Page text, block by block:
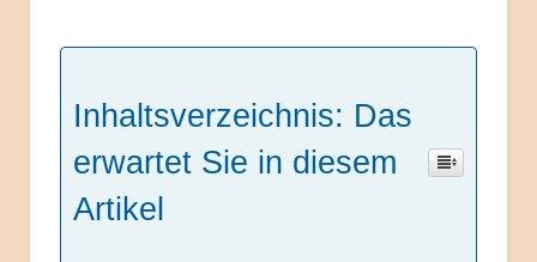
Inhaltsverzeichnis: Das
erwartet Sie in diesem
Artikel